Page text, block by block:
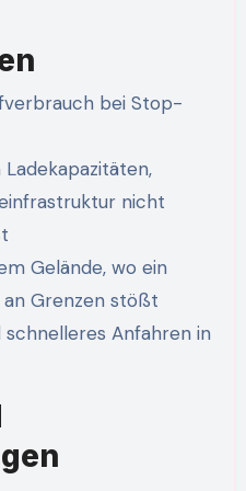
bei Stop-
nicht
Gelände, wo ein
Grenzen stößt
Anfahren in